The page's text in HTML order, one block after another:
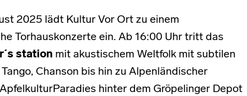
2025 lädt Kultur Vor Ort zu einem
Torhauskonzerte ein. Ab 16:00 Uhr tritt das
station mit akustischem Weltfolk mit subtilen
Chanson bis hin zu Alpenländischer
hinter dem Gröpelinger Depot